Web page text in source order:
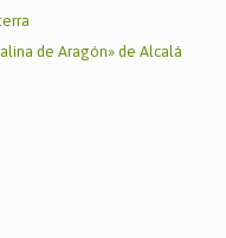
de Aragón» de Alcalá